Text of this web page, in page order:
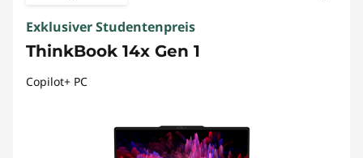
Exklusiver Studentenpreis
ThinkBook 14x Gen 1
Copilot+ PC